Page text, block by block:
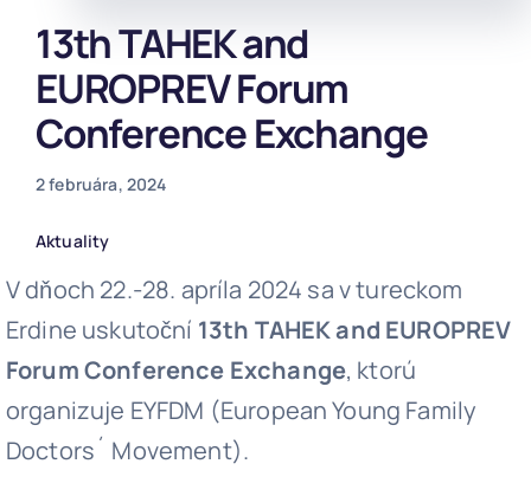
13th TAHEK and
EUROPREV Forum
Conference Exchange
2 februára, 2024
Aktuality
V dňoch 22.-28. apríla 2024 sa v tureckom
Erdine uskutoční 13th TAHEK and EUROPREV
Forum Conference Exchange, ktorú
organizuje EYFDM (European Young Family
Doctors´ Movement).